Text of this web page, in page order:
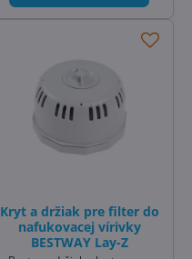
Kryt a držiak pre filter do
nafukovacej vírivky
BESTWAY Lay-Z